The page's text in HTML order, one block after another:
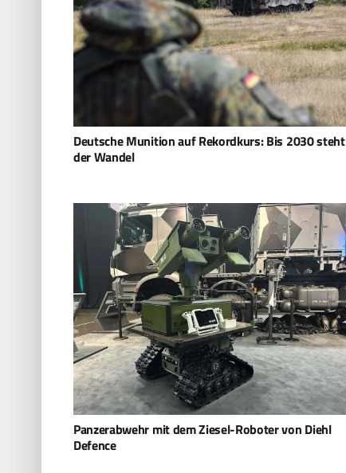
Deutsche Munition auf Rekordkurs: Bis 2030 steht
der Wandel
Panzerabwehr mit dem Ziesel-Roboter von Diehl
Defence